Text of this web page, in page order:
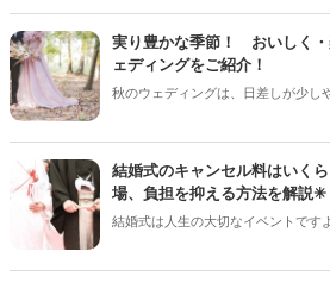
るコーディネートが人気を集めてい
ムスペース、フォトブースなど、さ
も魅力のひとつ＊ 今回は、フラワ
ンジアイデアをご紹介します♡
実り豊かな季節！ おいしく
ェディングをご紹介！
秋のウェディングは、日差しが少し
色々なことへの行動的がみなぎっ
クして準備を進めましょう♪
結婚式のキャンセル料はいく
場、負担を抑える方法を解説✳︎
結婚式は人生の大切なイベントです
ベントでも、やむを得ない事情で